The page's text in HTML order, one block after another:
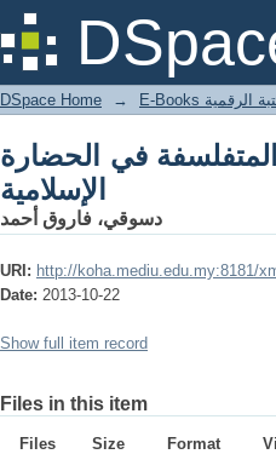
الحضارة الإسلامية
DSpace Home → الرقمية
في الحضارة
الإسلامية
دسوقي، فاروق أحمد
URI: http://koha.mediu.edu.my:8181/
Date: 2013-10-22
Show full item record
Files in this item
Files Size Format